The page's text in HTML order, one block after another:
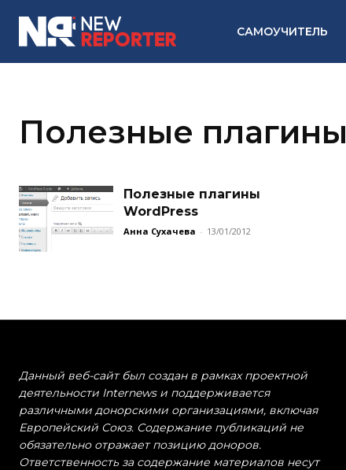
САМОУЧИТЕЛЬ
Полезные плагины
Полезные плагины
WordPress
Анна Сухачева - 13/01/2012
Данный веб-сайт был создан в рамках проектной
деятельности Internews и поддерживается
различными донорскими организациями, включая
Европейский Союз. Содержание публикаций не
обязательно отражает позицию доноров.
Ответственность за содержание материалов несут